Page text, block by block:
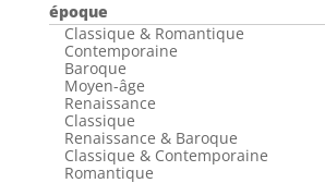
époque
Classique & Romantique
Contemporaine
Baroque
Moyen-âge
Renaissance
Classique
Renaissance & Baroque
Classique & Contemporaine
Romantique